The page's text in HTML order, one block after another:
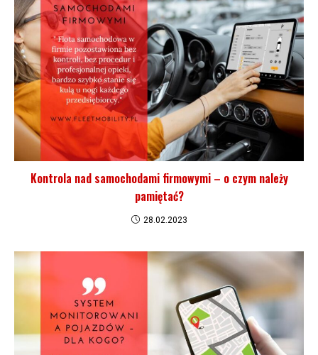
Kontrola nad samochodami firmowymi – o czym należy
pamiętać?
28.02.2023